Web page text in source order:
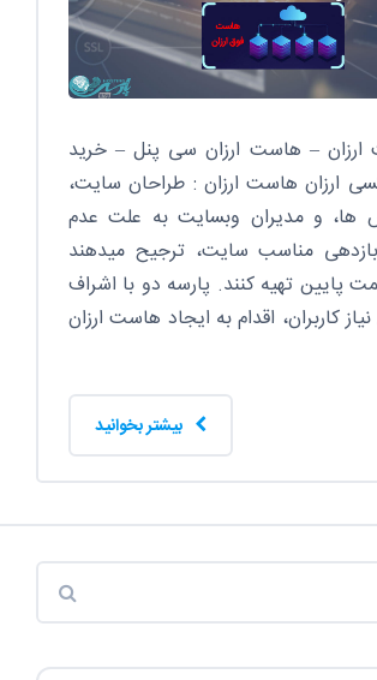
– هاست ارزان سی پنل – خرید
ارزان هاست ارزان : طراحان سایت،
ها، و مدیران وبسایت به علت عدم
بازدهی مناسب سایت، ترجیح میدهند
پایین تهیه کنند. پارسه دو با اشراف
کاربران، اقدام به ایجاد هاست ارزان